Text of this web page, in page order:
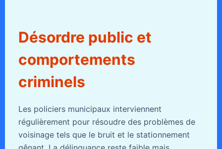
Désordre public et
comportements
criminels
Les policiers municipaux interviennent
régulièrement pour résoudre des problèmes de
voisinage tels que le bruit et le stationnement